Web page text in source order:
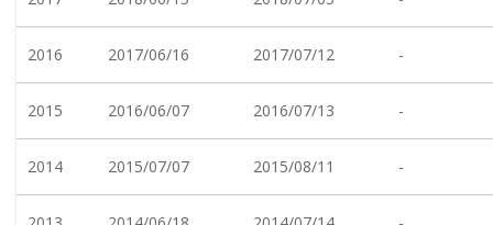
2016 2017/06/16 2017/07/12 -
2015 2016/06/07 2016/07/13 -
2014 2015/07/07 2015/08/11 -